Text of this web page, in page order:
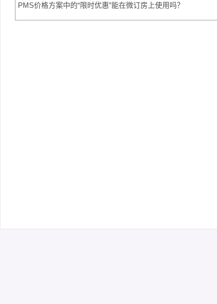
PMS价格方案中的“限时优惠”能在微订房上使用吗？